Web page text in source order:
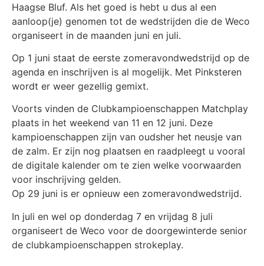
Haagse Bluf. Als het goed is hebt u dus al een
aanloop(je) genomen tot de wedstrijden die de Weco
organiseert in de maanden juni en juli.
Op 1 juni staat de eerste zomeravondwedstrijd op de
agenda en inschrijven is al mogelijk. Met Pinksteren
wordt er weer gezellig gemixt.
Voorts vinden de Clubkampioenschappen Matchplay
plaats in het weekend van 11 en 12 juni. Deze
kampioenschappen zijn van oudsher het neusje van
de zalm. Er zijn nog plaatsen en raadpleegt u vooral
de digitale kalender om te zien welke voorwaarden
voor inschrijving gelden.
Op 29 juni is er opnieuw een zomeravondwedstrijd.
In juli en wel op donderdag 7 en vrijdag 8 juli
organiseert de Weco voor de doorgewinterde senior
de clubkampioenschappen strokeplay.